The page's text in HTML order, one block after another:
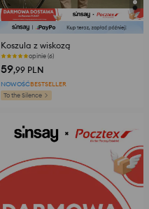
Koszula z wiskozą
opinie (6)
59,99 PLN
NOWOŚĆBESTSELLER
To the Silence